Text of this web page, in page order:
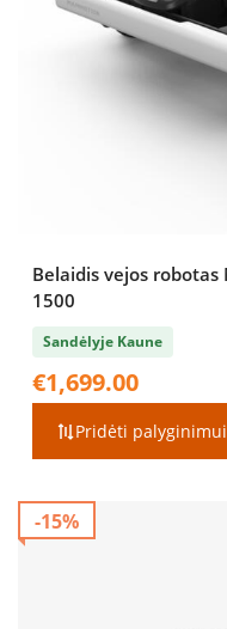
Belaidis vejos
1500
Sandėlyje Kaune
€1,699.00
Pridėti palyginimui
-15%